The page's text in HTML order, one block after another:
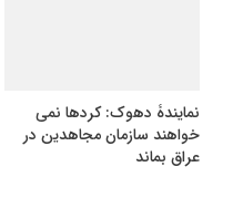
نمایندۀ دهوک: کردها نمی
خواهند سازمان مجاهدین در
عراق بماند